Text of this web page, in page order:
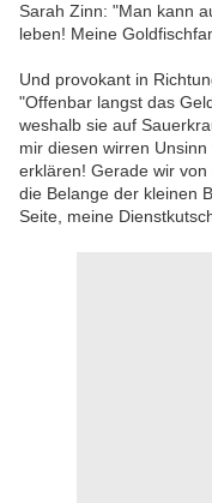
Sarah Zinn: "Man kann
leben! Meine
Und provokant in
"Offenbar langst das
weshalb sie auf
mir diesen wirren
erklären! Gerade wir
die Belange der kleinen
Seite, meine